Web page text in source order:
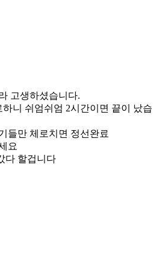
고생하셨습니다.
니 쉬엄쉬엄 2시간이면 끝이 났습
들만 체로치면 정선완료
요
다 할겁니다